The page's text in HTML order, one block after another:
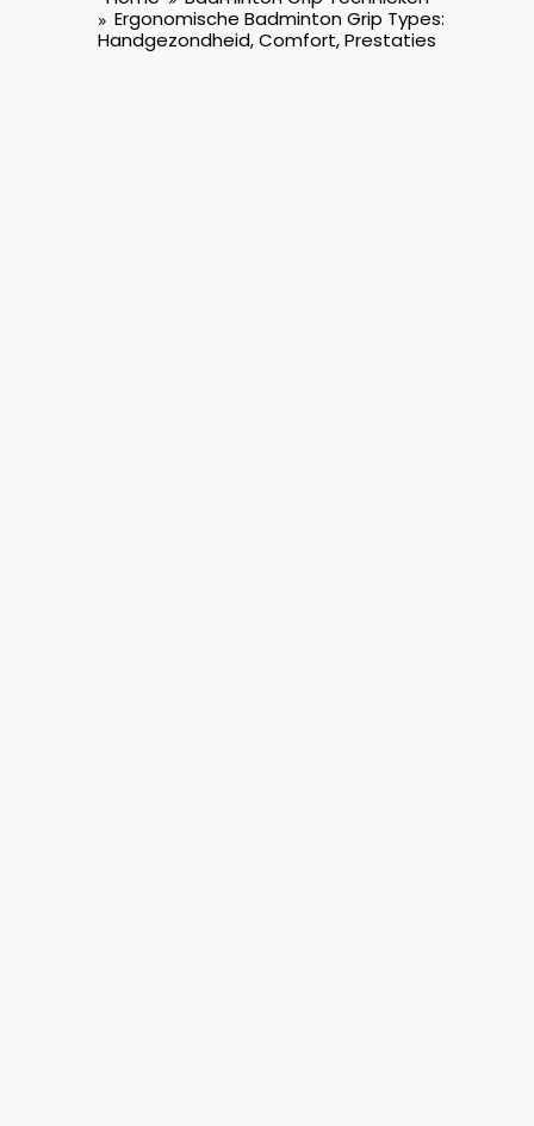
Ergonomische Badminton Grip Types:
Handgezondheid, Comfort, Prestaties